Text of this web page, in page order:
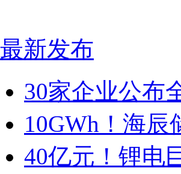
最新发布
30家企业公布
10GWh！海
40亿元！锂电